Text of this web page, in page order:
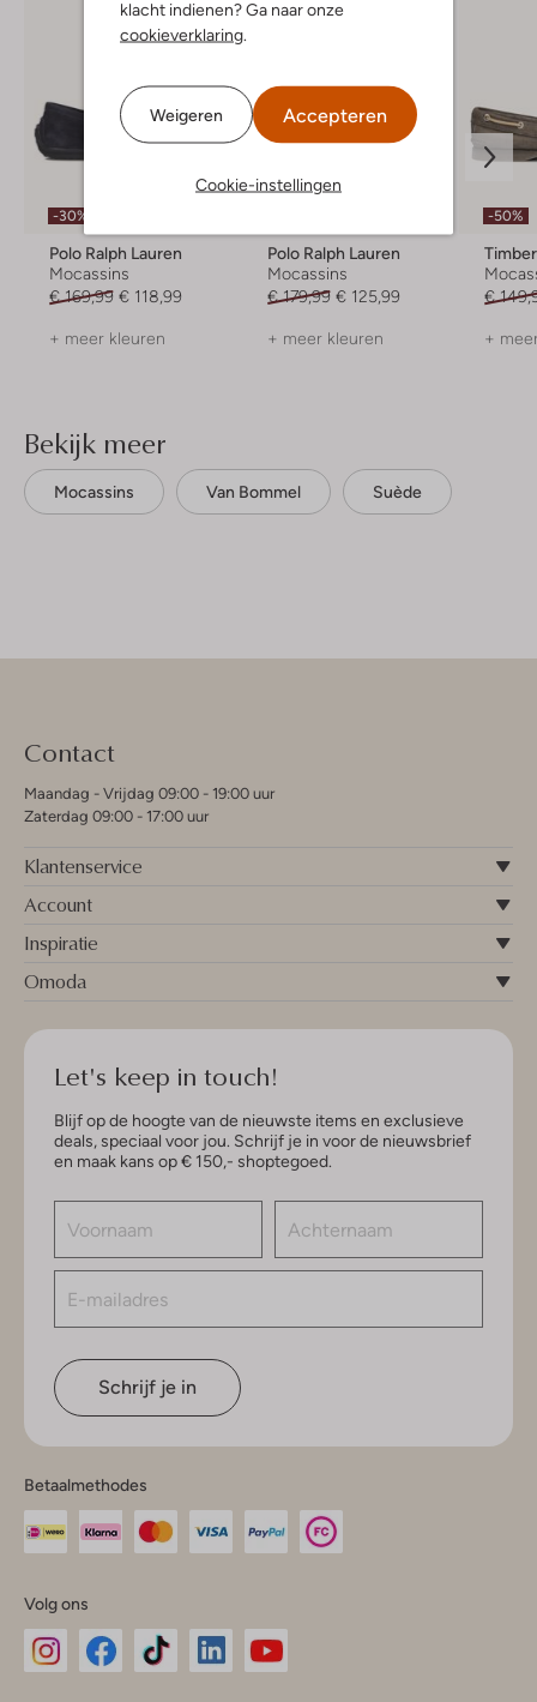
klacht indienen? Ga naar onze
cookieverklaring.
Weigeren Accepteren
Cookie-instellingen
-30%
Polo Ralph Lauren
Mocassins
€ 169,99 € 118,99
+ meer kleuren
Polo Ralph Lauren
Mocassins
€ 179,99 € 125,99
+ meer kleuren
-50%
€
+
Bekijk meer
Mocassins Van Bommel Suède
Contact
Maandag - Vrijdag 09:00 - 19:00 uur
Zaterdag 09:00 - 17:00 uur
Klantenservice
Account
Inspiratie
Omoda
Let's keep in touch!
Blijf op de hoogte van de nieuwste items en exclusieve
deals, speciaal voor jou. Schrijf je in voor de nieuwsbrief
en maak kans op € 150,- shoptegoed.
Schrijf je in
Betaalmethodes
Volg ons